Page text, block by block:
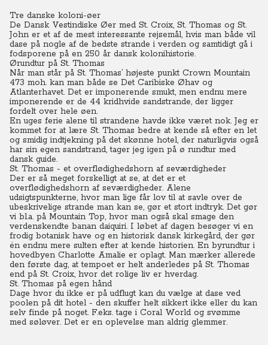
Tre danske koloni-øer
De Dansk Vestindiske Øer med St. Croix, St. Thomas og St.
John er et af de mest interessante rejsemål, hvis man både vil
dase på nogle af de bedste strande i verden og samtidigt gå i
fodsporene på en 250 år dansk kolonihistorie.
Ørundtur på St. Thomas
Når man står på St. Thomas’ højeste punkt Crown Mountain
473 moh. kan man både se Det Caribiske Øhav og
Atlanterhavet. Det er imponerende smukt, men endnu mere
imponerende er de 44 kridhvide sandstrande, der ligger
fordelt over hele øen.
En uges ferie alene til strandene havde ikke været nok. Jeg er
kommet for at lære St. Thomas bedre at kende så efter en let
og smidig indtjekning på det skønne hotel, der naturligvis også
har sin egen sandstrand, tager jeg igen på ø rundtur med
dansk guide.
St. Thomas - et overflødighedshorn af seværdigheder
Der er så meget forskelligt at se, at det er et
overflødighedshorn af seværdigheder. Alene
udsigtspunkterne, hvor man lige får lov til at savle over de
ubeskrivelige strande man kan se, gør et stort indtryk. Det gør
vi bl.a. på Mountain Top, hvor man også skal smage den
verdenskendte banan daiquiri. I løbet af dagen besøger vi en
frodig botanisk have og en historisk dansk kirkegård, der gør
én endnu mere sulten efter at kende historien. En byrundtur i
hovedbyen Charlotte Amalie er oplagt. Man mærker allerede
den første dag, at tempoet er helt anderledes på St. Thomas
end på St. Croix, hvor det rolige liv er hverdag.
St. Thomas på egen hånd
Dage hvor du ikke er på udflugt kan du vælge at dase ved
poolen på dit hotel - den skuffer helt sikkert ikke eller du kan
selv finde på noget. F.eks. tage i Coral World og svømme
med søløver. Det er en oplevelse man aldrig glemmer.